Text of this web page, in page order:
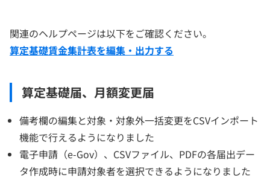
関連のヘルプページは以下をご確認ください。
算定基礎賃金集計表を編集・出力する
算定基礎届、月額変更届
備考欄の編集と対象・対象外一括変更をCSVインポート
機能で行えるようになりました
電子申請（e-Gov）、CSVファイル、PDFの各届出デー
タ作成時に申請対象者を選択できるようになりました